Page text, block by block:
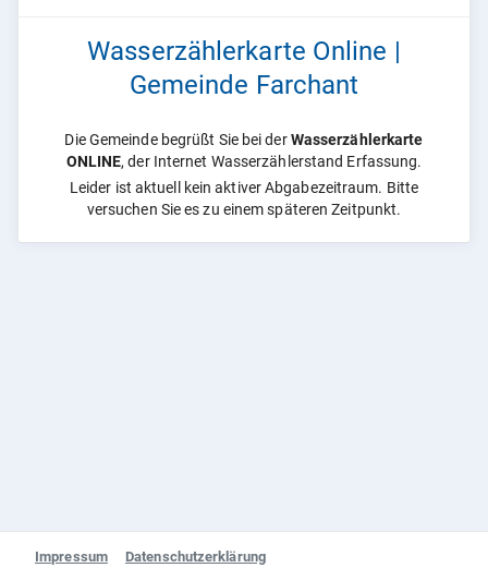
Wasserzählerkarte Online |
Gemeinde Farchant
Die Gemeinde begrüßt Sie bei derWasserzählerkarte
ONLINE, der Internet Wasserzählerstand Erfassung.
Leider ist aktuell kein aktiver Abgabezeitraum. Bitte
versuchen Sie es zu einem späteren Zeitpunkt.
Impressum Datenschutzerklärung